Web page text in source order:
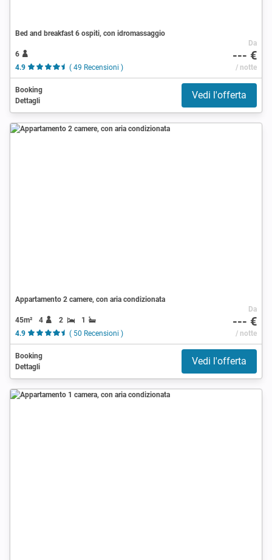
Bed and breakfast 6 ospiti, con idromassaggio
6
4.9
( 49 Recensioni )
Da
--- €
/ notte
Booking
Dettagli
Vedi l'offerta
Appartamento 2 camere, con aria condizionata
45m² 4 2
1
4.9
( 50 Recensioni )
Da
--- €
/ notte
Booking
Dettagli
Vedi l'offerta